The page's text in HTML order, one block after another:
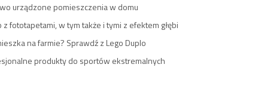
urządzone pomieszczenia w domu
z fototapetami, w tym także i tymi z efektem głębi
na farmie? Sprawdź z Lego Duplo
produkty do sportów ekstremalnych